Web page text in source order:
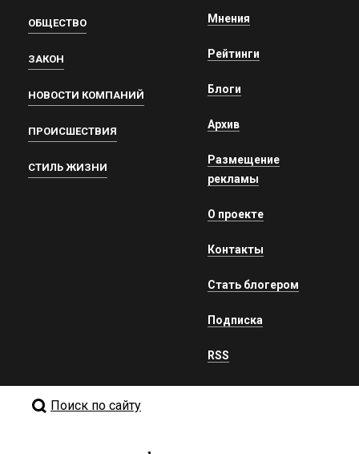
ОБЩЕСТВО
ЗАКОН
НОВОСТИ КОМПАНИЙ
ПРОИСШЕСТВИЯ
СТИЛЬ ЖИЗНИ
Мнения
Рейтинги
Блоги
Архив
Размещение
рекламы
О проекте
Контакты
Стать блогером
Подписка
RSS
Поиск по сайту